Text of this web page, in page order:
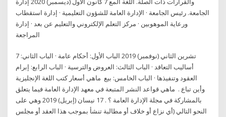
الجامعة. رئيس الجامعة · الإدارة العامة للشؤون التعليمية · إدارة استقطاب
ورعاية الموهوبين · مركز التعلم الإلكتروني والتعليم عن بعد · إدارة
7 تشرين الثاني (نوفمبر) 2019 الباب الأول: أحكام عامة · الباب الثاني:
أساليب التعاقد · الباب الثالث: العروض والترسية · الباب الرابع: إبرام
العقود وتنفيذها · الباب الخامس: بيع ماهي أسعار كتب اللغة الإنجليزية
وأين تباع ​​​​​​. ​ ماهي قواعد النشر المتبعة في معهد الإدارة العامة فيما يتعلق
بالمشاركة في مجلة الإدارة العامة ؟ ​​​​​​. 17 نيسان (إبريل) 2019 وهي على
النحو التالي (أي نزاع أو خلاف أو مطالبة تنشأ بموجب هذا العقد أو مجلس